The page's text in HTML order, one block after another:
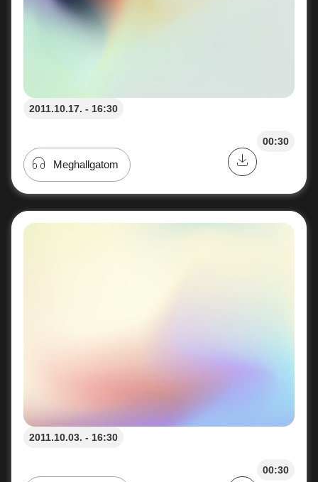
2011.10.17. - 16:30
00:30
Meghallgatom
2011.10.03. - 16:30
00:30